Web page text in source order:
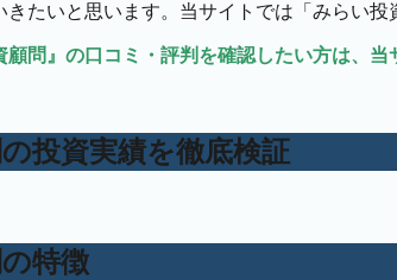
たいと思います。当サイトでは「みらい
問』の口コミ・評判を確認したい方は、当
投資実績を徹底検証
特徴